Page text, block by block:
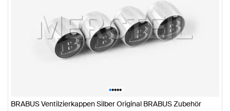
•••••
BRABUS Ventilzierkappen Silber Original BRABUS Zubehör